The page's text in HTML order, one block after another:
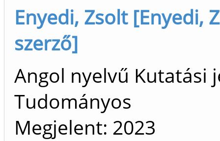
Enyedi, Zsolt [Enyedi,
szerző]
Angol nyelvű Kutatási
Tudományos
Megjelent: 2023